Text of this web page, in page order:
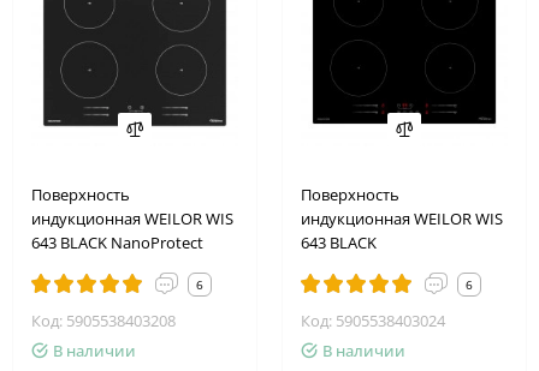
Поверхность
индукционная WEILOR WIS
643 BLACK NanoProtect
6
Код: 5905538403208
В наличии
Поверхность
индукционная WEILOR WIS
643 BLACK
6
Код: 5905538403024
В наличии